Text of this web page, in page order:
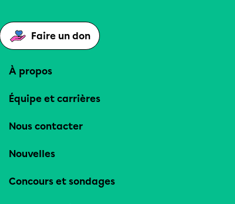
Faire un don
À propos
Équipe et carrières
Nous contacter
Nouvelles
Concours et sondages